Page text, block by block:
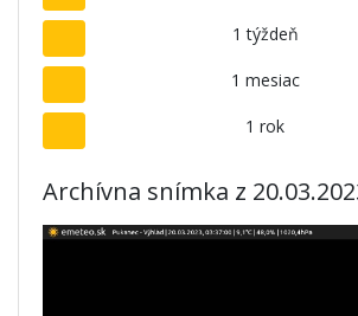
1 týždeň
1 mesiac
1 rok
Archívna snímka z